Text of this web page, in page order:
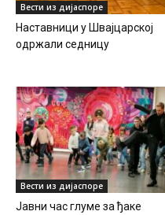
Вести из дијаспоре
Наставници у Швајцарској
одржали седницу
Вести из дијаспоре
Јавни час глуме за ђаке